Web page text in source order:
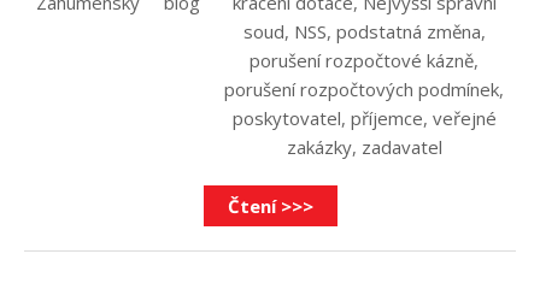
soud, NSS, podstatná změna,
porušení rozpočtové kázně,
porušení rozpočtových podmínek,
poskytovatel, příjemce, veřejné
zakázky, zadavatel
Čtení >>>